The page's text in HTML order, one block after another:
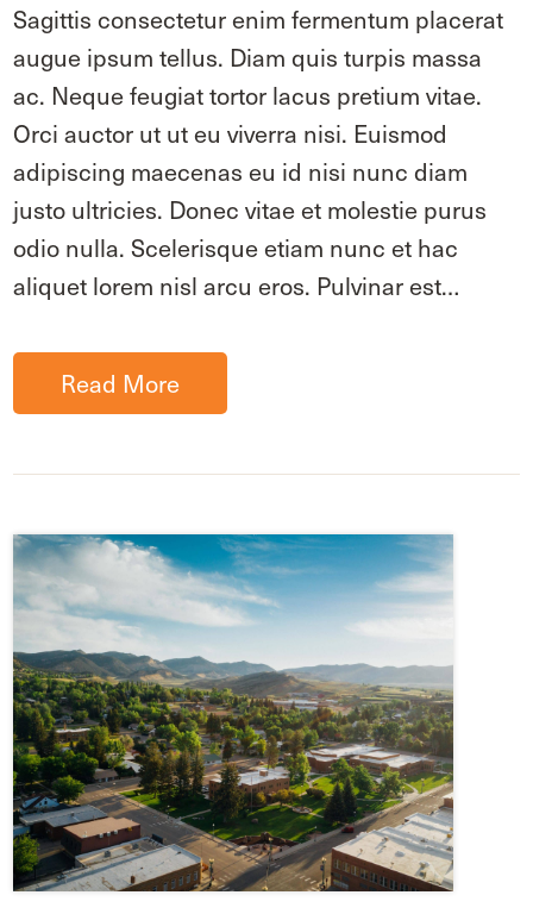
Sagittis consectetur enim fermentum placerat
augue ipsum tellus. Diam quis turpis massa
ac. Neque feugiat tortor lacus pretium vitae.
Orci auctor ut ut eu viverra nisi. Euismod
adipiscing maecenas eu id nisi nunc diam
justo ultricies. Donec vitae et molestie purus
odio nulla. Scelerisque etiam nunc et hac
aliquet lorem nisl arcu eros. Pulvinar est…
Read More